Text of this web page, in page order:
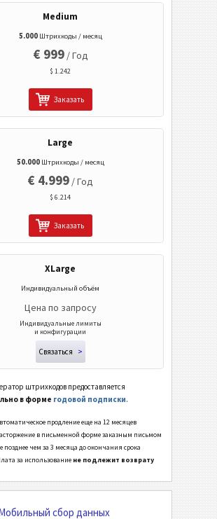
Визитки
События
Wi-Fi Коды
Medium
5.000Штрихкоды / месяц
€ 999/ Год
$ 1.242
Заказать
Large
50.000Штрихкоды / месяц
€ 4.999 / Год
$ 6.214
Заказать
XLarge
Индивидуальный объём
Цена по запросу
Индивидуальные лимиты
и конфигурации
Связаться >
штрихкодов предоставляется
в форме годовой подписки.
продление еще на 12 месяцев
в письменной форме заказным письмом
позднее чем за 3 месяца до окончания срока
за использование не подлежит возврату
сбор данных